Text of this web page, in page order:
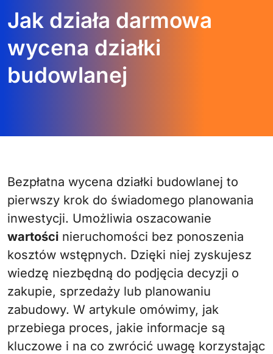
Jak działa darmowa
wycena działki
budowlanej
Bezpłatna wycena działki budowlanej to
pierwszy krok do świadomego planowania
inwestycji. Umożliwia oszacowanie
wartości nieruchomości bez ponoszenia
kosztów wstępnych. Dzięki niej zyskujesz
wiedzę niezbędną do podjęcia decyzji o
zakupie, sprzedaży lub planowaniu
zabudowy. W artykule omówimy, jak
przebiega proces, jakie informacje są
kluczowe i na co zwrócić uwagę korzystając